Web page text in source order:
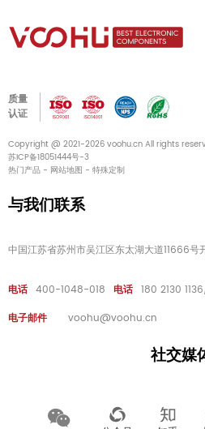
质量
认证
Copyright @ 2021-2026 voohu.cn All rights
苏ICP备18051444号-3
热门产品 - 网站地图 - 特殊定制
与我们联系
中国江苏省苏州市吴江区东太湖大道11666号
电话 400-1048-018 电话 180 2130
电子邮件
voohu@voohu.cn
社交媒